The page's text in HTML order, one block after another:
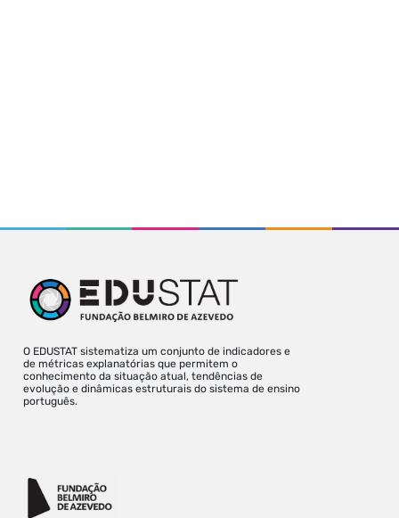
O EDUSTAT sistematiza um conjunto de indicadores e
de métricas explanatórias que permitem o
conhecimento da situação atual, tendências de
evolução e dinâmicas estruturais do sistema de ensino
português.